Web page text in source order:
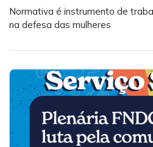
Normativa é instrumento de
na defesa das mulheres